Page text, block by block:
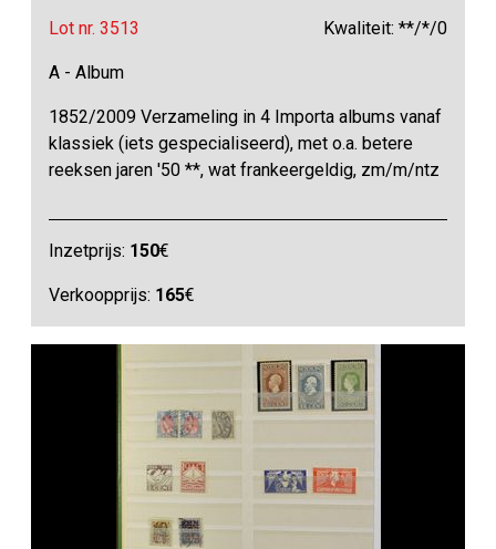
Lot nr. 3513 Kwaliteit: **/*/0
A - Album
1852/2009 Verzameling in 4 Importa albums vanaf
klassiek (iets gespecialiseerd), met o.a. betere
reeksen jaren '50 **, wat frankeergeldig, zm/m/ntz
Inzetprijs: 150€
Verkoopprijs: 165€